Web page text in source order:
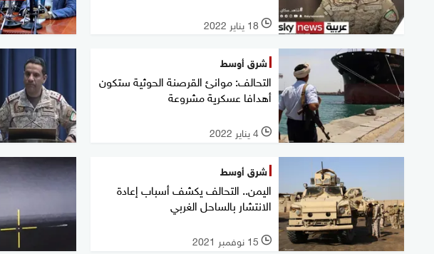
l 18 يناير 2022
شرق أوسط
التحالف: موانئ القرصنة الحوثية ستكون
أهدافا عسكرية مشروعة
l 4 يناير 2022
شرق أوسط
اليمن.. التحالف يكشف أسباب إعادة
الانتشار بالساحل الغربي
l 15 نوفمبر 2021